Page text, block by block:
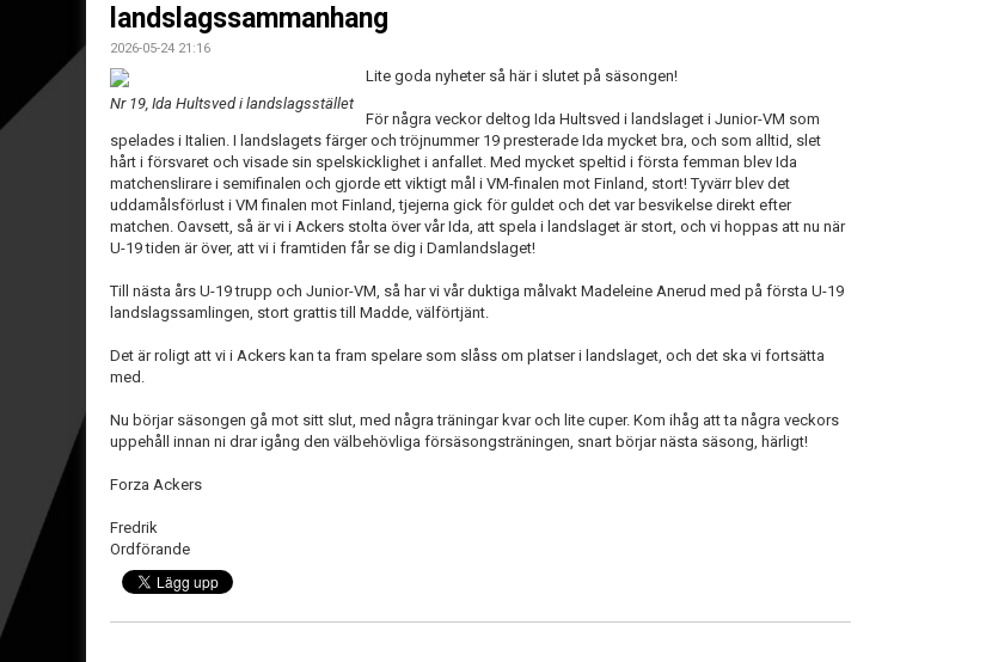
landslagssammanhang
2026-05-24 21:16
Nr 19, Ida Hultsved i landslagsstället
Lite goda nyheter så här i slutet på säsongen!
För några veckor deltog Ida Hultsved i landslaget i Junior-VM som
spelades i Italien. I landslagets färger och tröjnummer 19 presterade Ida mycket bra, och som alltid, slet
hårt i försvaret och visade sin spelskicklighet i anfallet. Med mycket speltid i första femman blev Ida
matchenslirare i semifinalen och gjorde ett viktigt mål i VM-finalen mot Finland, stort! Tyvärr blev det
uddamålsförlust i VM finalen mot Finland, tjejerna gick för guldet och det var besvikelse direkt efter
matchen. Oavsett, så är vi i Ackers stolta över vår Ida, att spela i landslaget är stort, och vi hoppas att nu när
U-19 tiden är över, att vi i framtiden får se dig i Damlandslaget!
Till nästa års U-19 trupp och Junior-VM, så har vi vår duktiga målvakt Madeleine Anerud med på första U-19
landslagssamlingen, stort grattis till Madde, välförtjänt.
Det är roligt att vi i Ackers kan ta fram spelare som slåss om platser i landslaget, och det ska vi fortsätta
med.
Nu börjar säsongen gå mot sitt slut, med några träningar kvar och lite cuper. Kom ihåg att ta några veckors
uppehåll innan ni drar igång den välbehövliga försäsongsträningen, snart börjar nästa säsong, härligt!
Forza Ackers
Fredrik
Ordförande